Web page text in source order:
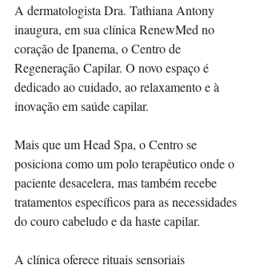
A dermatologista Dra. Tathiana Antony
inaugura, em sua clínica RenewMed no
coração de Ipanema, o Centro de
Regeneração Capilar. O novo espaço é
dedicado ao cuidado, ao relaxamento e à
inovação em saúde capilar.
Mais que um Head Spa, o Centro se
posiciona como um polo terapêutico onde o
paciente desacelera, mas também recebe
tratamentos específicos para as necessidades
do couro cabeludo e da haste capilar.
A clínica oferece rituais sensoriais